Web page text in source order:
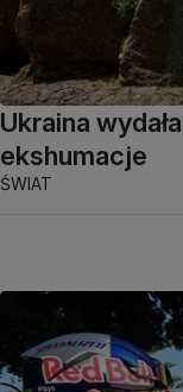
Ukraina
ekshumacje
ŚWIAT